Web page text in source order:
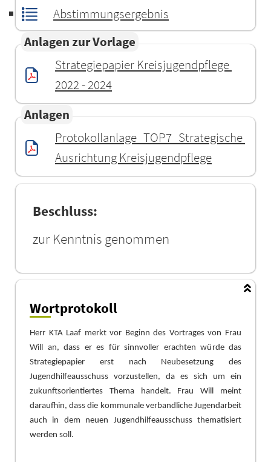
Abstimmungsergebnis
Anlagen zur Vorlage
Strategiepapier Kreisjugendpflege
2022 - 2024
Anlagen
Protokollanlage_TOP7_Strategische
Ausrichtung Kreisjugendpflege
Beschluss:
zur Kenntnis genommen
Wortprotokoll
Herr KTA Laaf merkt vor Beginn des Vortrages von Frau
Will an, dass er es für sinnvoller erachten wü rde das
Strategiepapier erst nach Neubesetzung des
Jugendhilfeausschuss vorzustellen, da es sich um ein
zukunftsorientiertes Thema handelt. Frau Will meint
daraufhin, dass die kommunale verbandliche Jugendarbeit
auch in dem neuen Jugendhilfeausschuss thematisiert
werden soll.